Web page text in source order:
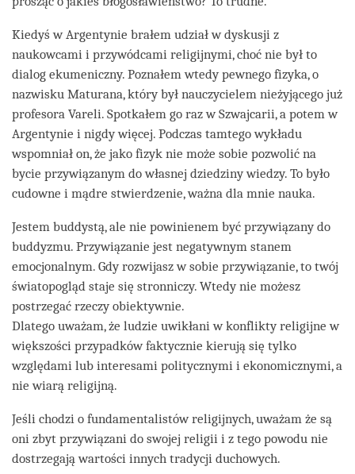
Kiedyś w Argentynie brałem udział w dyskusji z
naukowcami i przywódcami religijnymi, choć nie był to
dialog ekumeniczny. Poznałem wtedy pewnego fizyka, o
nazwisku Maturana, który był nauczycielem nieżyjącego już
profesora Vareli. Spotkałem go raz w Szwajcarii, a potem w
Argentynie i nigdy więcej. Podczas tamtego wykładu
wspomniał on, że jako fizyk nie może sobie pozwolić na
bycie przywiązanym do własnej dziedziny wiedzy. To było
cudowne i mądre stwierdzenie, ważna dla mnie nauka.
Jestem buddystą, ale nie powinienem być przywiązany do
buddyzmu. Przywiązanie jest negatywnym stanem
emocjonalnym. Gdy rozwijasz w sobie przywiązanie, to twój
światopogląd staje się stronniczy. Wtedy nie możesz
postrzegać rzeczy obiektywnie.
Dlatego uważam, że ludzie uwikłani w konflikty religijne w
większości przypadków faktycznie kierują się tylko
względami lub interesami politycznymi i ekonomicznymi, a
nie wiarą religijną.
Jeśli chodzi o fundamentalistów religijnych, uważam że są
oni zbyt przywiązani do swojej religii i z tego powodu nie
dostrzegają wartości innych tradycji duchowych.